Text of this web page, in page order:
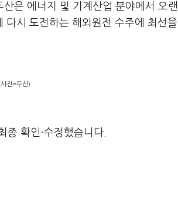
은 에너지 및 기계산업 분야에서 오랜
시 도전하는 해외원전 수주에 최선을
진=두산)
확인·수정했습니다.